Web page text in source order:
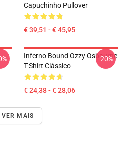
Capuchinho Pullover
€ 39,51 - € 45,95
Inferno Bound Ozzy Osbourne
T-Shirt Clássico
€ 24,38 - € 28,06
-20%
VER MAIS